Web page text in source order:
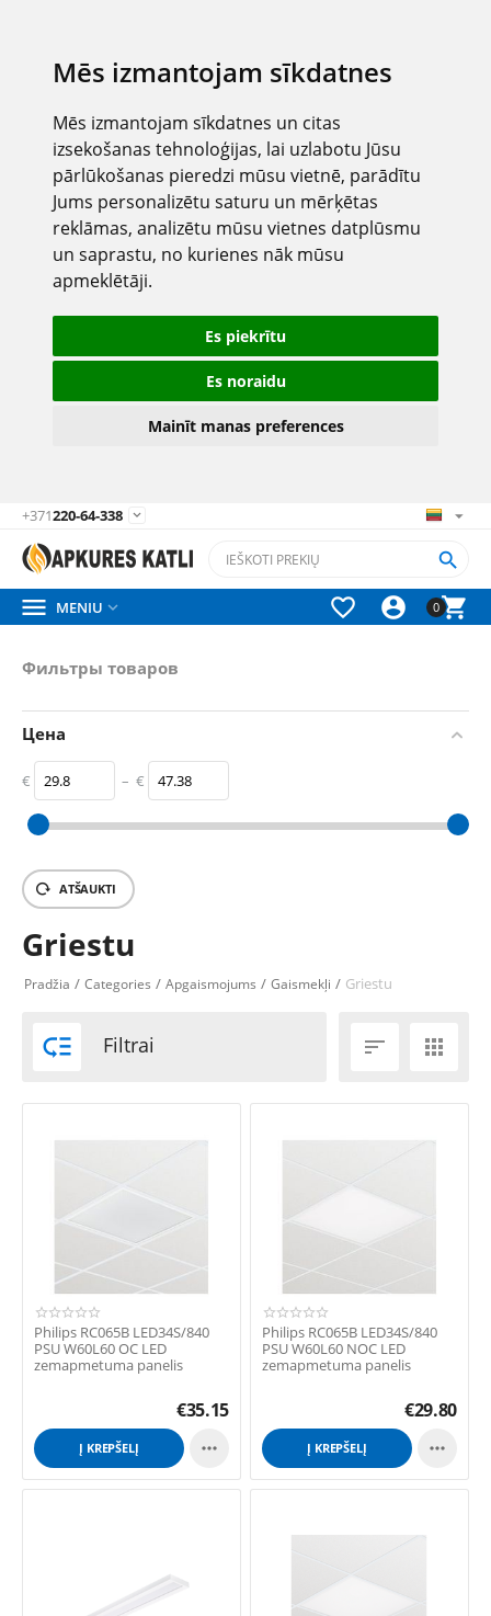
Mēs izmantojam sīkdatnes
Mēs izmantojam sīkdatnes un citas
izsekošanas tehnoloģijas, lai uzlabotu Jūsu
pārlūkošanas pieredzi mūsu vietnē, parādītu
Jums personalizētu saturu un mērķētas
reklāmas, analizētu mūsu vietnes datplūsmu
un saprastu, no kurienes nāk mūsu
apmeklētāji.
Es piekrītu
Es noraidu
Mainīt manas preferences
+371220-64-338 
0



 MENIU 
Фильтры товаров
Цена
€ – €
29.8 47.38
ATŠAUKTI
Griestu
Pradžia / Categories / Apgaismojums / Gaismekļi / Griestu
 Filtrai  
Philips RC065B LED34S/840
PSU W60L60 OC LED
zemapmetuma panelis
€35.15
Į KREPŠELĮ 
Philips RC065B LED34S/840
PSU W60L60 NOC LED
zemapmetuma panelis
€29.80
Į KREPŠELĮ 